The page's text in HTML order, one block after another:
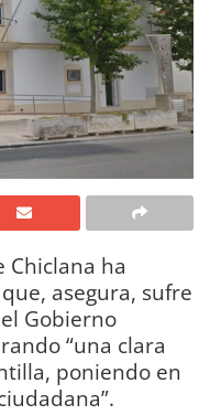
Chiclana ha
asegura, sufre
Gobierno
“una clara
poniendo en